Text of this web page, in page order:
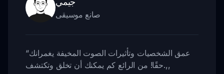
صانع موسيقى
“عمق الشخصيات وتأثيرات الصوت المخيفة يغمرانك
حقًا! من الرائع كم يمكنك أن تخلق وتكتشف.,,